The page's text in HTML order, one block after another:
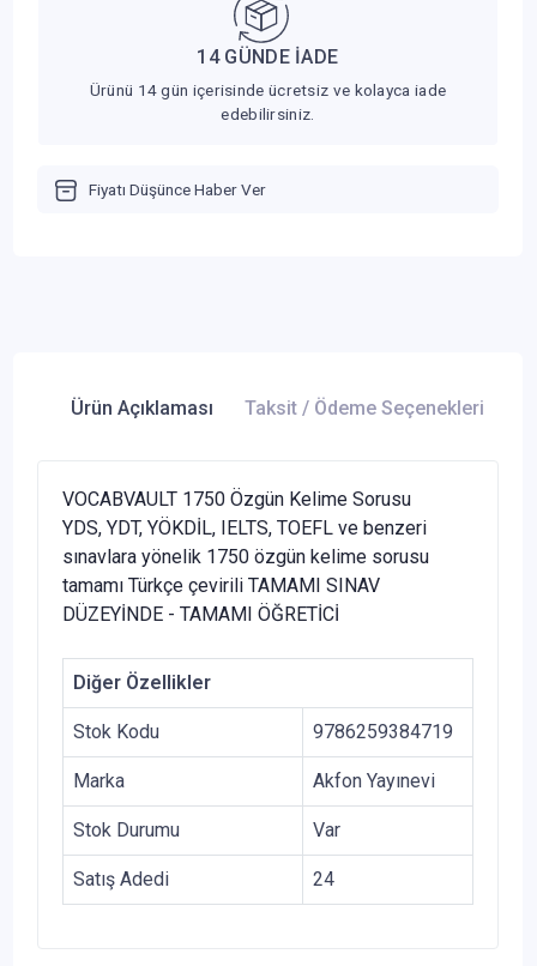
14 GÜNDE İADE
Ürünü 14 gün içerisinde ücretsiz ve kolayca iade
edebilirsiniz.
Fiyatı Düşünce Haber Ver
Ürün Açıklaması Taksit / Ödeme Seçenekleri
VOCABVAULT 1750 Özgün Kelime Sorusu
YDS, YDT, YÖKDİL, IELTS, TOEFL ve benzeri
sınavlara yönelik 1750 özgün kelime sorusu
tamamı Türkçe çevirili TAMAMI SINAV
DÜZEYİNDE - TAMAMI ÖĞRETİCİ
Diğer Özellikler
Stok Kodu 9786259384719
Marka Akfon Yayınevi
Stok Durumu Var
Satış Adedi 24